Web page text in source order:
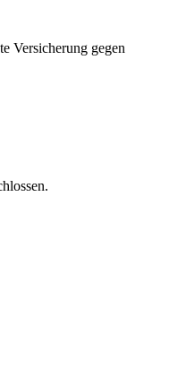
Versicherung gegen